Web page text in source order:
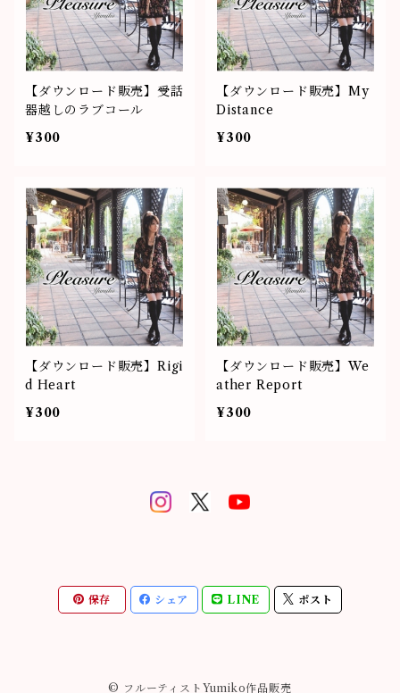
【ダウンロード販売】受話
器越しのラブコール
¥300
【ダウンロード販売】My
Distance
¥300
【ダウンロード販売】Rigi
d Heart
¥300
【ダウンロード販売】We
ather Report
¥300
保存 シェア LINE ポスト
© フルーティストYumiko作品販売